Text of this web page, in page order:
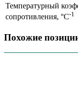
Температурный
сопротивления, °C-1
Похожие